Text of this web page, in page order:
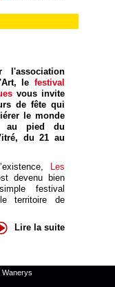
l'association
le festival
vous invite
de fête qui
le monde
au pied du
du 21 au
Les
devenu bien
festival
territoire de
Lire la suite
Wanerys